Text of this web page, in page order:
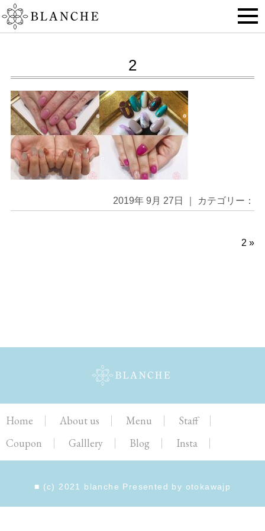
2
2019年 9月 27日 ｜ カテゴリー：
2 »
Home About us Menu
Staff
Coupon
Galllery Blog Insta
■ (c) 2021 blanche Presented by otokawajp